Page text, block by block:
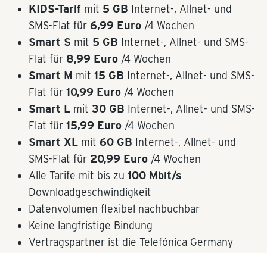
KIDS-Tarif mit 5 GB Internet-, Allnet- und
SMS-Flat für 6,99 Euro /4 Wochen
Smart S mit 5 GB Internet-, Allnet- und SMS-
Flat für 8,99 Euro /4 Wochen
Smart M mit 15 GB Internet-, Allnet- und SMS-
Flat für 10,99 Euro /4 Wochen
Smart L mit 30 GB Internet-, Allnet- und SMS-
Flat für 15,99 Euro /4 Wochen
Smart XL mit 60 GB Internet-, Allnet- und
SMS-Flat für 20,99 Euro /4 Wochen
Alle Tarife mit bis zu 100 Mbit/s
Downloadgeschwindigkeit
Datenvolumen flexibel nachbuchbar
Keine langfristige Bindung
Vertragspartner ist die Telefónica Germany